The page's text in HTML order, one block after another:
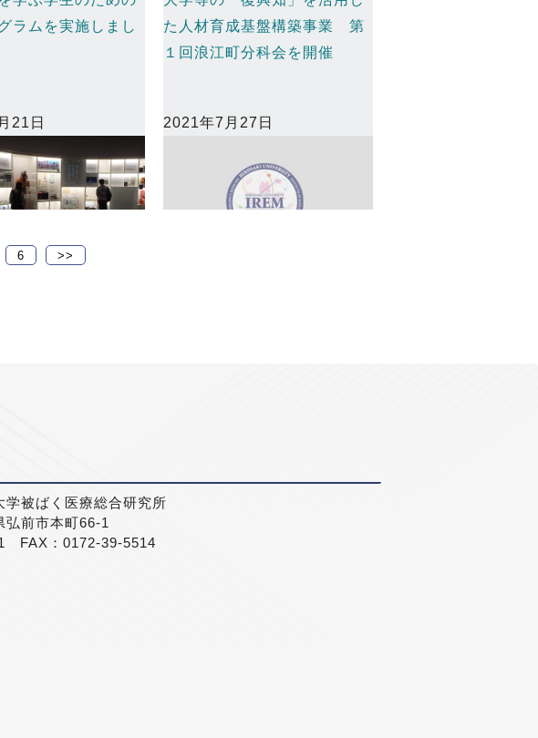
ラムを実施しまし
21日
た人材育成基盤構築事業 第
１回浪江町分科会を開催
2021年7月27日
6 >>
学被ばく医療総合研究所
前市本町66-1
FAX：0172-39-5514